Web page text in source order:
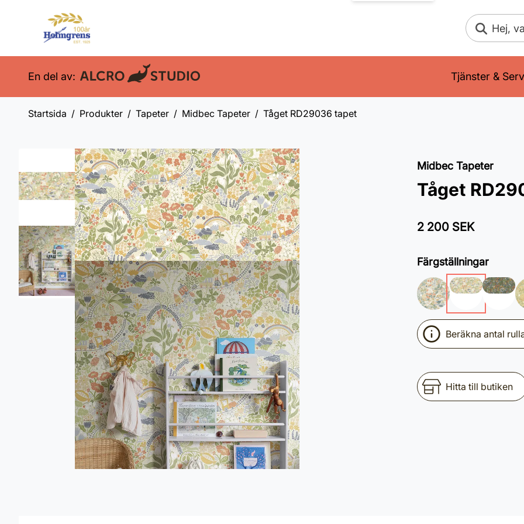
Sök
En del av: Tjänster &
Startsida Produkter Tapeter Midbec Tapeter Tåget RD29036 tapet
Midbec Tapeter
Tåget
2 200 SEK
Färgställningar
Beräkna antal
Hitta till butiken